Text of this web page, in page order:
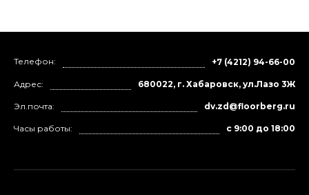
Телефон: +7 (4212) 94-66-00
Адрес: 680022, г. Хабаровск, ул.Лазо 3Ж
Эл.почта: dv.zd@floorberg.ru
Часы работы: с 9:00 до 18:00